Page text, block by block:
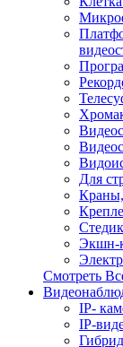
Для
Экшн-
Смотреть
IP-
IP-